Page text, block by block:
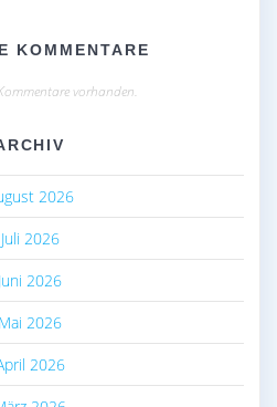
KOMMENTARE
vorhanden.
2026
Juli 2026
Juni 2026
Mai 2026
2026